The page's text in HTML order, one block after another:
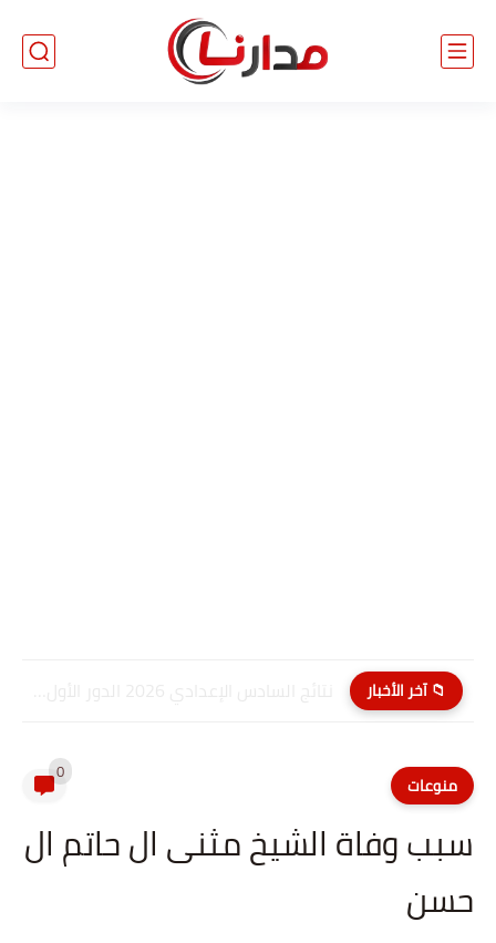
📁 آخر الأخبار
منوعات 0
سبب وفاة الشيخ مثنى ال حاتم ال
حسن